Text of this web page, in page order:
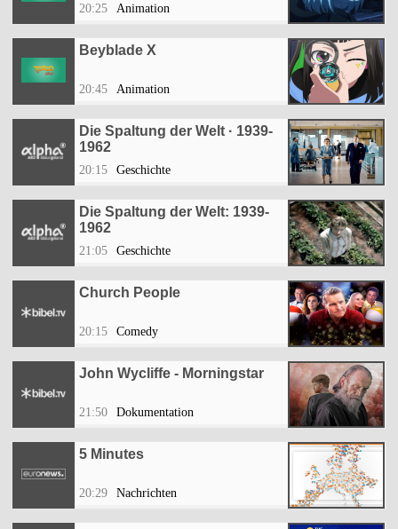
20:25 Animation
Beyblade X
20:45 Animation
Die Spaltung der Welt · 1939-
1962
20:15 Geschichte
Die Spaltung der Welt: 1939-
1962
21:05 Geschichte
Church People
20:15 Comedy
John Wycliffe - Morningstar
21:50 Dokumentation
5 Minutes
20:29 Nachrichten